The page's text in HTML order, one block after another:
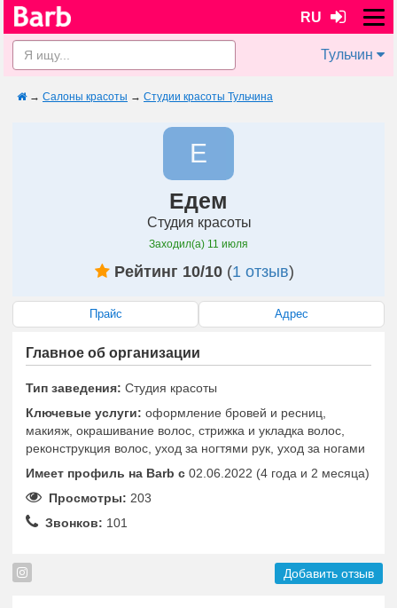
RU
Тульчин
→ Салоны красоты → Студии красоты Тульчина
Е
Едем
Студия красоты
Заходил(а) 11 июля
Рейтинг 10/10(1 отзыв)
Прайс Адрес
Главное об организации
Тип заведения: Студия красоты
Ключевые услуги: оформление бровей и ресниц,
макияж, окрашивание волос, стрижка и укладка волос,
реконструкция волос, уход за ногтями рук, уход за ногами
Имеет профиль на Barb c 02.06.2022 (4 года и 2 месяца)
Просмотры: 203
Звонков: 101
Добавить отзыв